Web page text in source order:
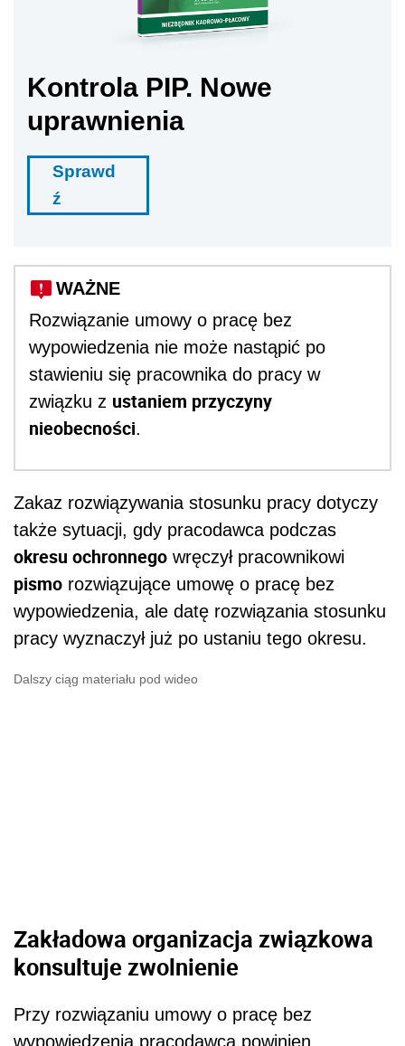
Kontrola PIP. Nowe
uprawnienia
Sprawd
ź
WAŻNE
Rozwiązanie umowy o pracę bez
wypowiedzenia nie może nastąpić po
stawieniu się pracownika do pracy w
związku z ustaniem przyczyny
nieobecności.
Zakaz rozwiązywania stosunku pracy dotyczy
także sytuacji, gdy pracodawca podczas
okresu ochronnego wręczył pracownikowi
pismo rozwiązujące umowę o pracę bez
wypowiedzenia, ale datę rozwiązania stosunku
pracy wyznaczył już po ustaniu tego okresu.
Dalszy ciąg materiału pod wideo
Zakładowa organizacja związkowa
konsultuje zwolnienie
Przy rozwiązaniu umowy o pracę bez
wypowiedzenia pracodawca powinien